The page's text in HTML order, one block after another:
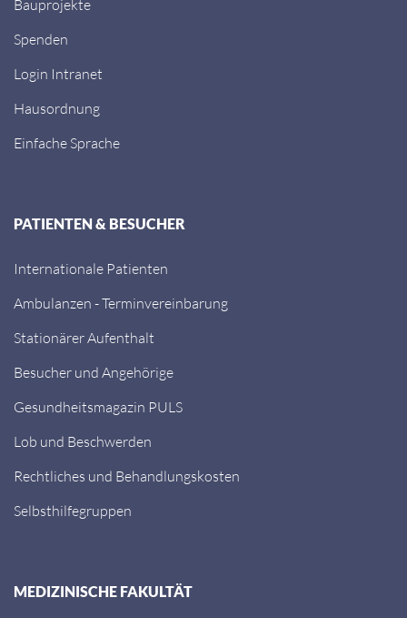
Bauprojekte
Spenden
Login Intranet
Hausordnung
Einfache Sprache
PATIENTEN & BESUCHER
Internationale Patienten
Ambulanzen - Terminvereinbarung
Stationärer Aufenthalt
Besucher und Angehörige
Gesundheitsmagazin PULS
Lob und Beschwerden
Rechtliches und Behandlungskosten
Selbsthilfegruppen
MEDIZINISCHE FAKULTÄT